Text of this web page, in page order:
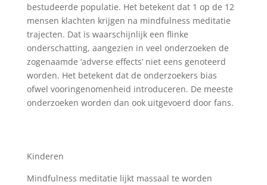
bestudeerde populatie. Het betekent dat 1 op de 12
mensen klachten krijgen na mindfulness meditatie
trajecten. Dat is waarschijnlijk een flinke
onderschatting, aangezien in veel onderzoeken de
zogenaamde ‘adverse effects’ niet eens genoteerd
worden. Het betekent dat de onderzoekers bias
ofwel vooringenomenheid introduceren. De meeste
onderzoeken worden dan ook uitgevoerd door fans.
Kinderen
Mindfulness meditatie lijkt massaal te worden